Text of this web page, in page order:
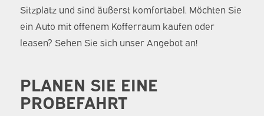
Sitzplatz und sind äußerst komfortabel. Möchten Sie
ein Auto mit offenem Kofferraum kaufen oder
leasen? Sehen Sie sich unser Angebot an!
PLANEN SIE EINE
PROBEFAHRT